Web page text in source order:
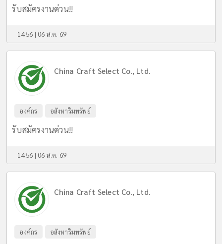
รับสมัครงานด่วน!!
14:56 | 06 ส.ค. 69
China Craft Select Co., Ltd.
องค์กร อสังหาริมทรัพย์
รับสมัครงานด่วน!!
14:56 | 06 ส.ค. 69
China Craft Select Co., Ltd.
องค์กร อสังหาริมทรัพย์